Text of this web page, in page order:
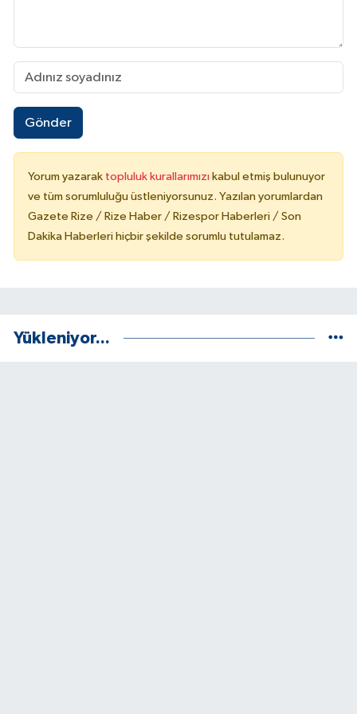
Gönder
Yorum yazarak topluluk kurallarımızı kabul etmiş bulunuyor
ve tüm sorumluluğu üstleniyorsunuz. Yazılan yorumlardan
Gazete Rize / Rize Haber / Rizespor Haberleri / Son
Dakika Haberleri hiçbir şekilde sorumlu tutulamaz.
Yükleniyor...